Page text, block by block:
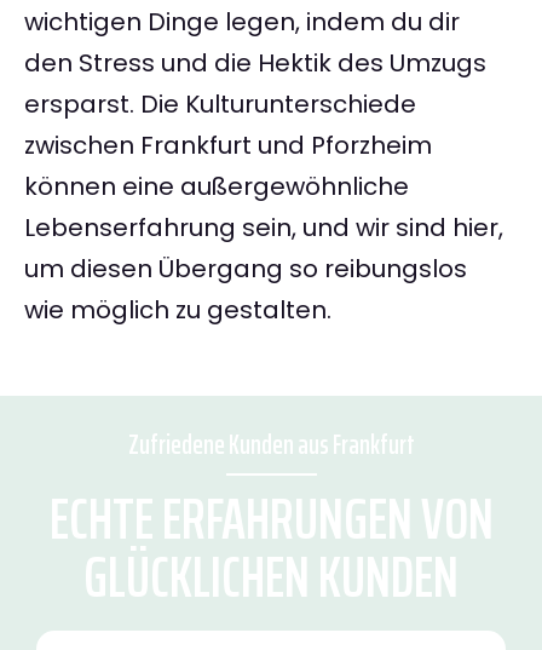
wichtigen Dinge legen, indem du dir
den Stress und die Hektik des Umzugs
ersparst. Die Kulturunterschiede
zwischen Frankfurt und Pforzheim
können eine außergewöhnliche
Lebenserfahrung sein, und wir sind hier,
um diesen Übergang so reibungslos
wie möglich zu gestalten.
Zufriedene Kunden aus Frankfurt
ECHTE ERFAHRUNGEN VON
GLÜCKLICHEN KUNDEN